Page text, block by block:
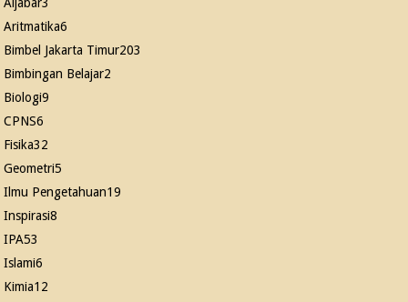
Aritmatika6
Bimbel Jakarta Timur203
Bimbingan Belajar2
Biologi9
CPNS6
Fisika32
Geometri5
Ilmu Pengetahuan19
Inspirasi8
IPA53
Islami6
Kimia12